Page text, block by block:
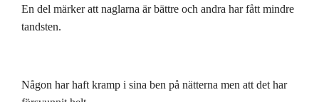
En del märker att naglarna är bättre och andra har fått mindre
tandsten.
Någon har haft kramp i sina ben på nätterna men att det har